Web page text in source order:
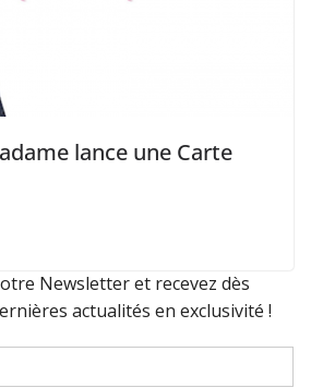
lance une Carte